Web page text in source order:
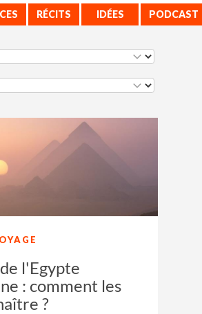
RÉCITS
IDÉES
PODCAST
l'Egypte
: comment les
?